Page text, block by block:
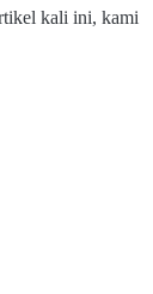
kali ini, kami